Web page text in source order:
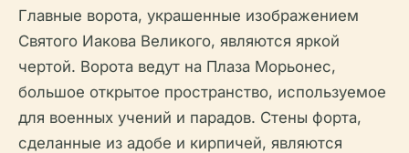
Главные ворота, украшенные изображением
Святого Иакова Великого, являются яркой
чертой. Ворота ведут на Плаза Морьонес,
большое открытое пространство, используемое
для военных учений и парадов. Стены форта,
сделанные из адобе и кирпичей, являются